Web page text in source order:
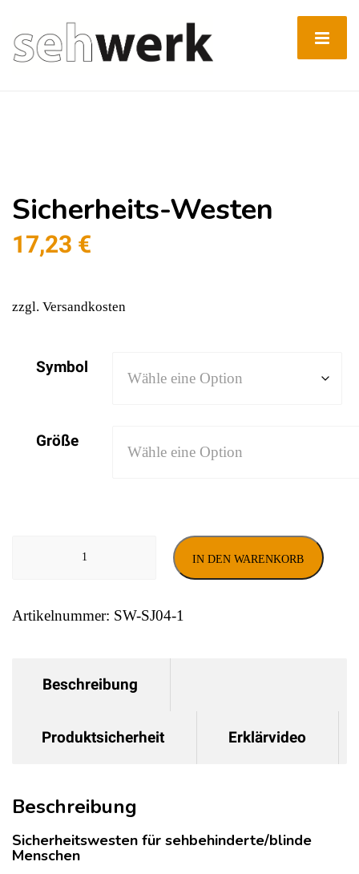
Sicherheits-Westen
17,23 €
zzgl. Versandkosten
Symbol
Größe
IN DEN WARENKORB
Artikelnummer: SW-SJ04-1
Beschreibung
Produktsicherheit Erklärvideo
Beschreibung
Sicherheitswesten für sehbehinderte/blinde
Menschen